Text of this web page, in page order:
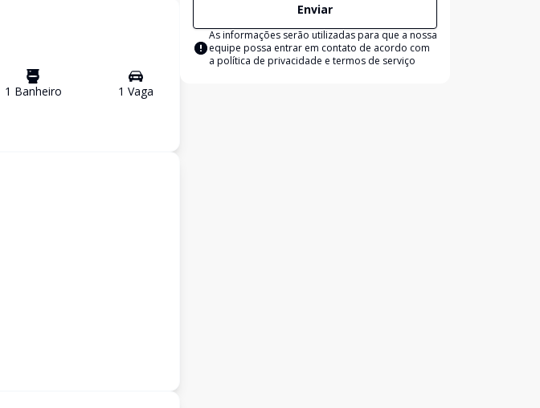
1 Banheiro 1 Vaga
Enviar
As informações serão utilizadas para que a nossa
equipe possa entrar em contato de acordo com
a política de privacidade e termos de serviço